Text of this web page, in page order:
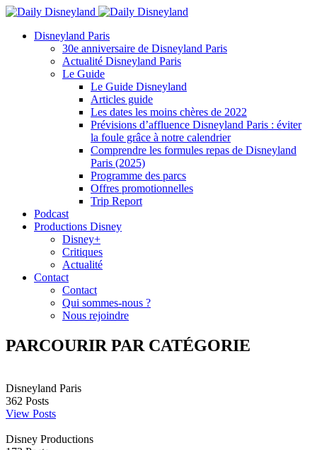
Disneyland Paris
30e anniversaire de Disneyland Paris
Actualité Disneyland Paris
Le Guide
Le Guide Disneyland
Articles guide
Les dates les moins chères de 2022
Prévisions d’affluence Disneyland Paris : éviter
la foule grâce à notre calendrier
Comprendre les formules repas de Disneyland
Paris (2025)
Programme des parcs
Offres promotionnelles
Trip Report
Podcast
Productions Disney
Disney+
Critiques
Actualité
Contact
Contact
Qui sommes-nous ?
Nous rejoindre
PARCOURIR PAR CATÉGORIE
Disneyland Paris
362 Posts
View Posts
Disney Productions